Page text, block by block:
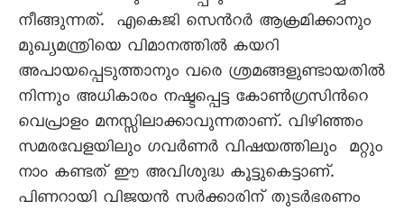
നീങ്ങുന്നത്. എകെജി സെന്‍റര്‍ ആക്രമിക്കാനും
മുഖ്യമന്ത്രിയെ വിമാനത്തില്‍ കയറി
അപായപ്പെടുത്താനും വരെ ശ്രമങ്ങളുണ്ടായതില്‍
നിന്നും അധികാരം നഷ്ടപ്പെട്ട കോണ്‍ഗ്രസിന്‍റെ
വെപ്രാളം മനസ്സിലാക്കാവുന്നതാണ്. വിഴിഞ്ഞം
സമരവേളയിലും ഗവര്‍ണര്‍ വിഷയത്തിലും മറ്റും
നാം കണ്ടത് ഈ അവിശുദ്ധ കൂട്ടുകെട്ടാണ്.
പിണറായി വിജയന്‍ സര്‍ക്കാരിന് തുടര്‍ഭരണം